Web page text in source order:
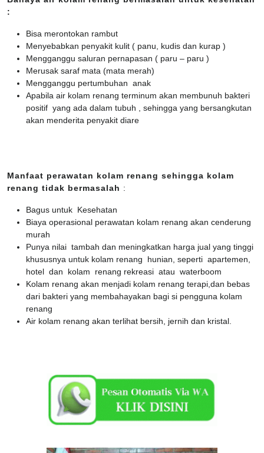
:
Bisa merontokan rambut
Menyebabkan penyakit kulit ( panu, kudis dan kurap )
Mengganggu saluran pernapasan ( paru – paru )
Merusak saraf mata (mata merah)
Mengganggu pertumbuhan anak
Apabila air kolam renang terminum akan membunuh bakteri
positif yang ada dalam tubuh , sehingga yang bersangkutan
akan menderita penyakit diare
Manfaat perawatan kolam renang sehingga kolam
renang tidak bermasalah :
Bagus untuk Kesehatan
Biaya operasional perawatan kolam renang akan cenderung
murah
Punya nilai tambah dan meningkatkan harga jual yang tinggi
khususnya untuk kolam renang hunian, seperti apartemen,
hotel dan kolam renang rekreasi atau waterboom
Kolam renang akan menjadi kolam renang terapi,dan bebas
dari bakteri yang membahayakan bagi si pengguna kolam
renang
Air kolam renang akan terlihat bersih, jernih dan kristal.